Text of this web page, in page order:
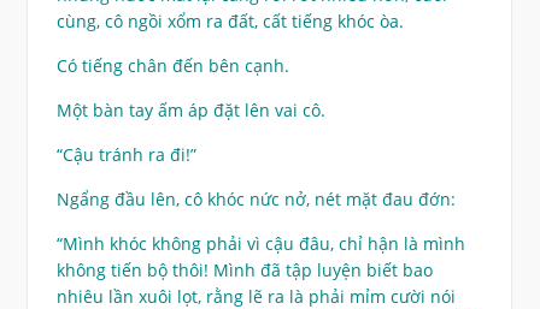
cùng, cô ngồi xổm ra đất, cất tiếng khóc òa.
Có tiếng chân đến bên cạnh.
Một bàn tay ấm áp đặt lên vai cô.
“Cậu tránh ra đi!”
Ngẩng đầu lên, cô khóc nức nở, nét mặt đau đớn:
“Mình khóc không phải vì cậu đâu, chỉ hận là mình
không tiến bộ thôi! Mình đã tập luyện biết bao
nhiêu lần xuôi lọt, rằng lẽ ra là phải mỉm cười nói